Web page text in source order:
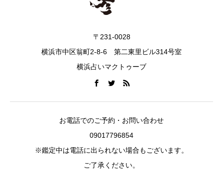
〒231-0028
横浜市中区翁町2-8-6 第二東里ビル314号室
横浜占いマクトゥーブ
お電話でのご予約・お問い合わせ
09017796854
※鑑定中は電話に出られない場合もございます。
ご了承ください。